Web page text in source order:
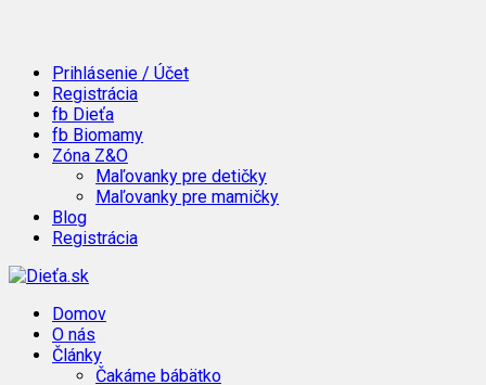
Prihlásenie / Účet
Registrácia
fb Dieťa
fb Biomamy
Zóna Z&O
Maľovanky pre detičky
Maľovanky pre mamičky
Blog
Registrácia
Domov
O nás
Články
Čakáme bábätko